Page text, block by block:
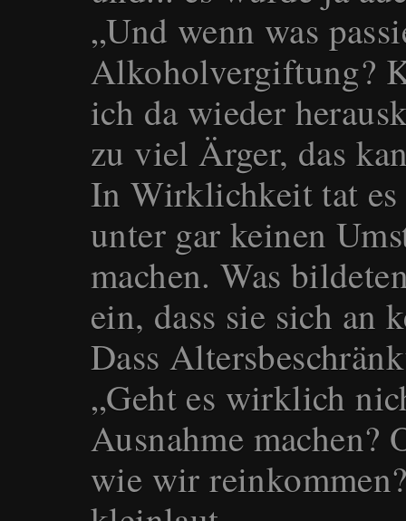
„Und wenn was
Alkoholvergiftung?
ich da wieder
zu viel Ärger, das
In Wirklichkeit tat
unter gar keinen
machen. Was
ein, dass sie sich an
Dass
„Geht es wirklich
Ausnahme machen?
wie wir